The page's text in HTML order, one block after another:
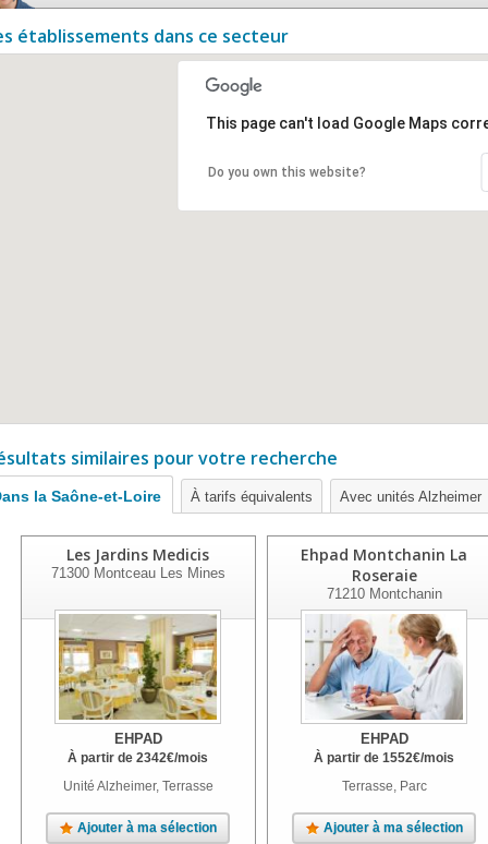
établissements dans ce secteur
This page can't load Google Maps
Do you own this website?
similaires pour votre recherche
la Saône-et-Loire À tarifs équivalents Avec unités Alzheimer
Les Jardins Medicis
71300Montceau Les Mines
EHPAD
À partir de 2342€/mois
Unité Alzheimer, Terrasse
Ajouter à ma sélection
Ehpad Montchanin La
Roseraie
71210Montchanin
EHPAD
À partir de1552€/mois
Terrasse, Parc
Ajouter à ma sélection